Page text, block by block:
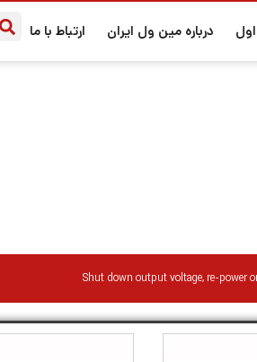
درباره مین ول ایران ارتباط با ما
Shut down output voltage, re-power